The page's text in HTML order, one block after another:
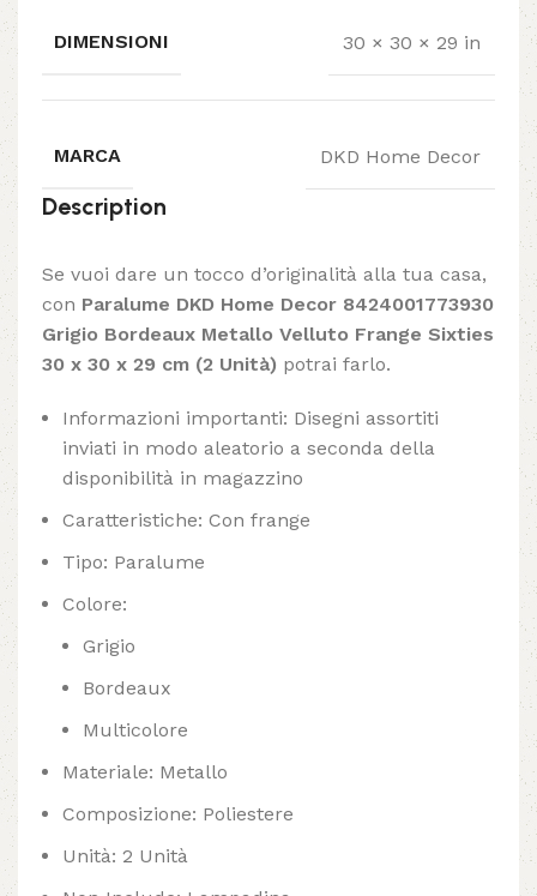
DIMENSIONI 30 × 30 × 29 in
MARCA DKD Home Decor
Description
Se vuoi dare un tocco d’originalità alla tua casa,
con Paralume DKD Home Decor 8424001773930
Grigio Bordeaux Metallo Velluto Frange Sixties
30 x 30 x 29 cm (2 Unità) potrai farlo.
Informazioni importanti: Disegni assortiti
inviati in modo aleatorio a seconda della
disponibilità in magazzino
Caratteristiche: Con frange
Tipo: Paralume
Colore:
Grigio
Bordeaux
Multicolore
Materiale: Metallo
Composizione: Poliestere
Unità: 2 Unità